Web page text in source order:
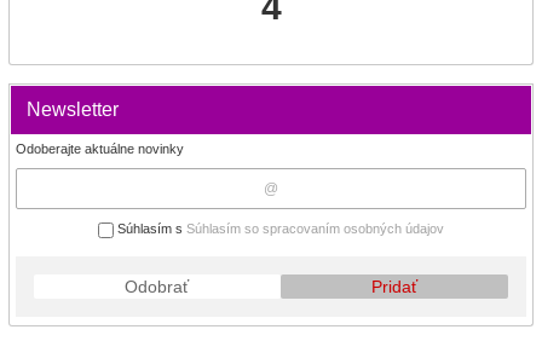
Newsletter
Odoberajte aktuálne novinky
Súhlasím s Súhlasím so spracovaním osobných údajov
Odobrať Pridať